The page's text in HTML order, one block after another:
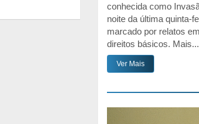
conhecida como
noite da última quinta-
marcado por relatos
direitos básicos. Mais...
Ver Mais